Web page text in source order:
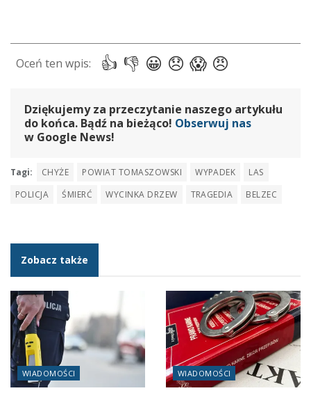
Dziękujemy za przeczytanie naszego artykułu
do końca. Bądź na bieżąco! Obserwuj nas
w Google News!
Tagi: CHYŻE POWIAT TOMASZOWSKI WYPADEK
LAS
POLICJA
ŚMIERĆ WYCINKA DRZEW TRAGEDIA BELZEC
Zobacz także
WIADOMOŚCI WIADOMOŚCI